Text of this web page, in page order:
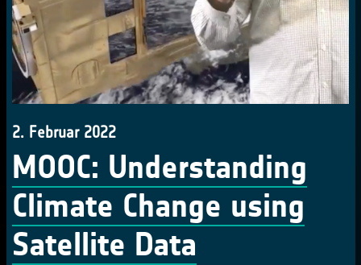
2. Februar 2022
MOOC: Understanding
Climate Change using
Satellite Data